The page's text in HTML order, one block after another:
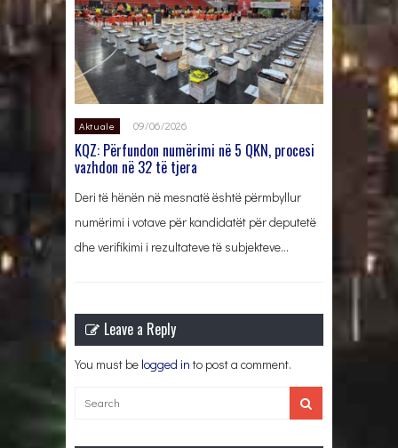
Aktuale 09/06/2026
KQZ: Përfundon numërimi në 5 QKN, procesi
vazhdon në 32 të tjera
Deri të hënën në mesnatë është përmbyllur
numërimi i votave për kandidatët për deputetë
dhe verifikimi i rezultateve të subjekteve…
Leave a Reply
You must be logged in to post a comment.